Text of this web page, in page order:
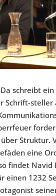
schreibt
Schrift-steller
Struktur.
eine
findet Navid
einen 1232